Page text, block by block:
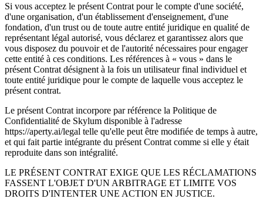
Si vous acceptez le présent Contrat pour le compte d'une société,
d'une organisation, d'un établissement d'enseignement, d'une
fondation, d'un trust ou de toute autre entité juridique en qualité de
représentant légal autorisé, vous déclarez et garantissez alors que
vous disposez du pouvoir et de l'autorité nécessaires pour engager
cette entité à ces conditions. Les références à « vous » dans le
présent Contrat désignent à la fois un utilisateur final individuel et
toute entité juridique pour le compte de laquelle vous acceptez le
présent contrat.
Le présent Contrat incorpore par référence la Politique de
Confidentialité de Skylum disponible à l'adresse
https://aperty.ai/legal telle qu'elle peut être modifiée de temps à autre,
et qui fait partie intégrante du présent Contrat comme si elle y était
reproduite dans son intégralité.
LE PRÉSENT CONTRAT EXIGE QUE LES RÉCLAMATIONS
FASSENT L'OBJET D'UN ARBITRAGE ET LIMITE VOS
DROITS D'INTENTER UNE ACTION EN JUSTICE.